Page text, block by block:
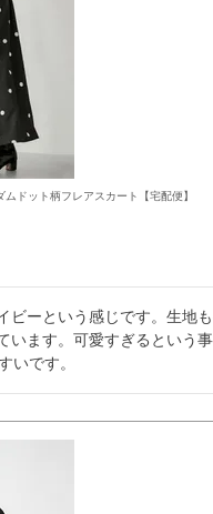
ムドット柄フレアスカート【宅配便】
ビーという感じです。生地
います。可愛すぎるという
いです。